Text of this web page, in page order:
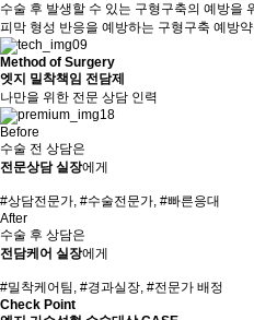
수술 후 발생할 수 있는 구형구축의 예방을
피막 형성 반응을 예방하는 구형구축 예방
Method of Surgery
엣지 밀착책임 전담제
나만을 위한 전문 상담 인력
Before
수술 전 상담은
전문상담 실장에게
#상담전문가, #수술전문가, #빠른응대
After
수술 후 상담은
전담케어 실장에게
#밀착케어팀, #경과실장, #전문가 배정
Check Point